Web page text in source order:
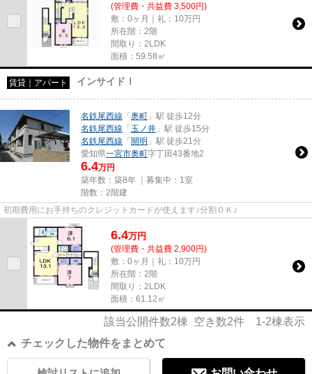
(管理費・共益費 3,500円)
敷：0ヶ月｜礼：10万円
所在階：2階
間取り：2LDK
面積：59.58㎡
賃貸｜アパート インサイドⅠ
名鉄尾西線 「 奥町 」駅 徒歩12分
名鉄尾西線 「 玉ノ井 」駅 徒歩15分
名鉄尾西線 「 開明 」駅 徒歩21分
愛知県一宮市奥町字丁田43番地2
6.4万円
築年数：築8年 ｜募集中： 1室
階数：2階建
初期費用にお手持ちのクレジットカードが使えます♪分割ＯＫ♪
6.4万円
(管理費・共益費 2,900円)
敷：0ヶ月｜礼：10万円
所在階：2階
間取り：2LDK
面積：61.12㎡
該当公開件数2棟 空き数2件 1-2棟表示
チェックした物件をまとめて